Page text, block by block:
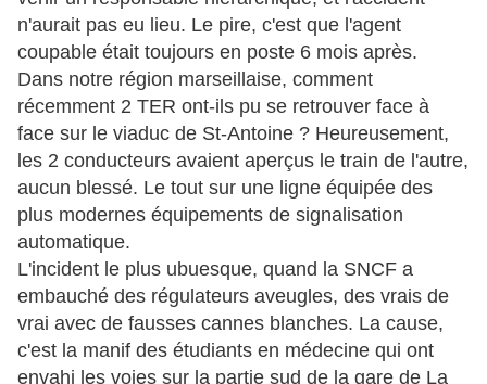
n'aurait pas eu lieu. Le pire, c'est que l'agent
coupable était toujours en poste 6 mois après.
Dans notre région marseillaise, comment
récemment 2 TER ont-ils pu se retrouver face à
face sur le viaduc de St-Antoine ? Heureusement,
les 2 conducteurs avaient aperçus le train de l'autre,
aucun blessé. Le tout sur une ligne équipée des
plus modernes équipements de signalisation
automatique.
L'incident le plus ubuesque, quand la SNCF a
embauché des régulateurs aveugles, des vrais de
vrai avec de fausses cannes blanches. La cause,
c'est la manif des étudiants en médecine qui ont
envahi les voies sur la partie sud de la gare de La